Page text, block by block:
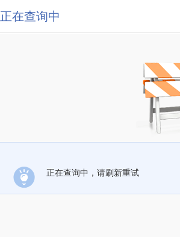
正在查询中
正在查询中，请刷新重试